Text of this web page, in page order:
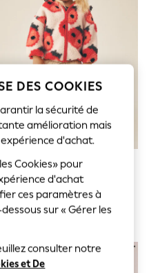
Cream Coccinelle - Polaire
(3mois À7ans)
22 - € 25
DES COOKIES
la sécurité de
amélioration mais
d'achat.
Cookies» pour
d'achat
ces paramètres à
sur « Gérer les
consulter notre
et De